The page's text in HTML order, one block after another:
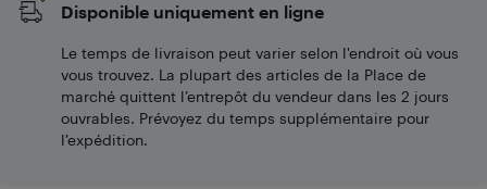
Disponible uniquement en ligne
Le temps de livraison peut varier selon l'endroit où vous
vous trouvez. La plupart des articles de la Place de
marché quittent l’entrepôt du vendeur dans les 2 jours
ouvrables. Prévoyez du temps supplémentaire pour
l’expédition.